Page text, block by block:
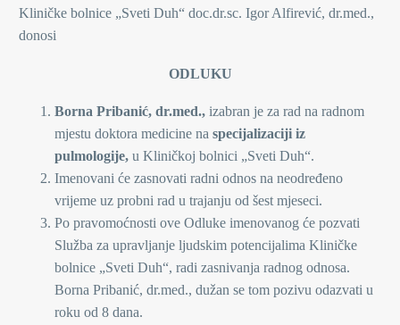
Kliničke bolnice „Sveti Duh“ doc.dr.sc. Igor Alfirević, dr.med.,
donosi
ODLUKU
Borna Pribanić, dr.med., izabran je za rad na radnom
mjestu doktora medicine na specijalizaciji iz
pulmologije, u Kliničkoj bolnici „Sveti Duh“.
Imenovani će zasnovati radni odnos na neodređeno
vrijeme uz probni rad u trajanju od šest mjeseci.
Po pravomoćnosti ove Odluke imenovanog će pozvati
Služba za upravljanje ljudskim potencijalima Kliničke
bolnice „Sveti Duh“, radi zasnivanja radnog odnosa.
Borna Pribanić, dr.med., dužan se tom pozivu odazvati u
roku od 8 dana.